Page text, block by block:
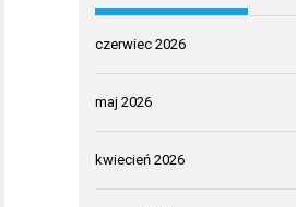
czerwiec 2026
maj 2026
kwiecień 2026